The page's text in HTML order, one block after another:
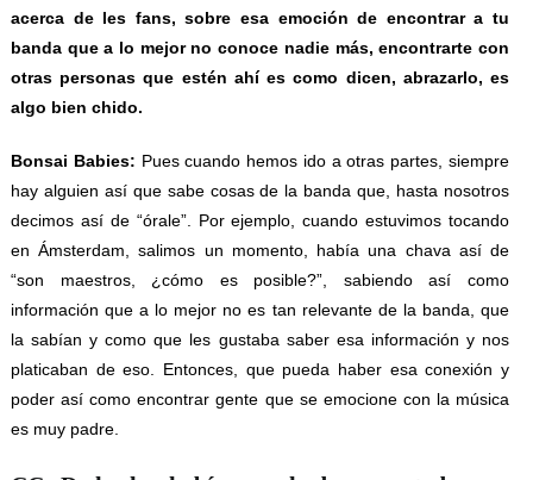
acerca de les fans, sobre esa emoción de encontrar a tu
banda que a lo mejor no conoce nadie más, encontrarte con
otras personas que estén ahí es como dicen, abrazarlo, es
algo bien chido.
Bonsai Babies: Pues cuando hemos ido a otras partes, siempre
hay alguien así que sabe cosas de la banda que, hasta nosotros
decimos así de “órale”. Por ejemplo, cuando estuvimos tocando
en Ámsterdam, salimos un momento, había una chava así de
“son maestros, ¿cómo es posible?”, sabiendo así como
información que a lo mejor no es tan relevante de la banda, que
la sabían y como que les gustaba saber esa información y nos
platicaban de eso. Entonces, que pueda haber esa conexión y
poder así como encontrar gente que se emocione con la música
es muy padre.